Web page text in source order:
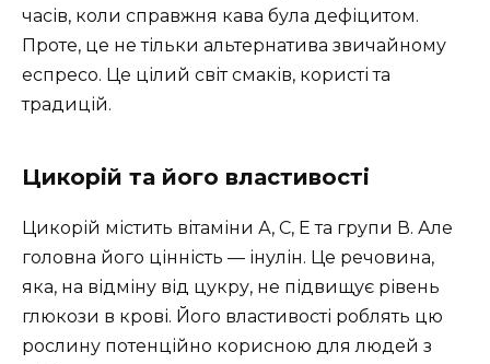
часів, коли справжня кава була дефіцитом.
Проте, це не тільки альтернатива звичайному
еспресо. Це цілий світ смаків, користі та
традицій.
Цикорій та його властивості
Цикорій містить вітаміни А, С, Е та групи В. Але
головна його цінність — інулін. Це речовина,
яка, на відміну від цукру, не підвищує рівень
глюкози в крові. Його властивості роблять цю
рослину потенційно корисною для людей з